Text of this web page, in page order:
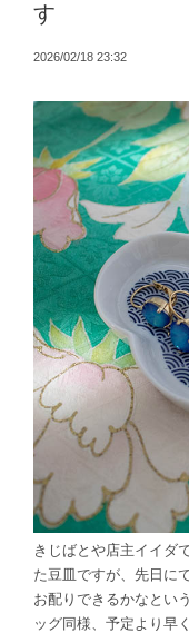
す
2026/02/18 23:32
きじばとや店主イイダ
た豆皿ですが、先日に
お配りできるかなとい
ッグ同様、予定より早